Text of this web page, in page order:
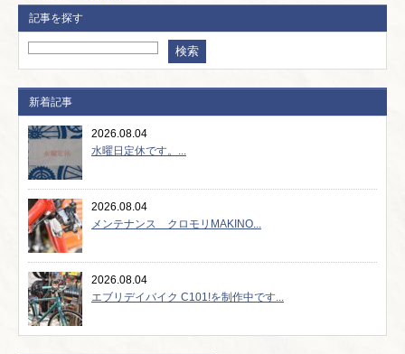
記事を探す
新着記事
2026.08.04
水曜日定休です。...
2026.08.04
メンテナンス クロモリMAKINO...
2026.08.04
エブリデイバイク C101!を制作中です...